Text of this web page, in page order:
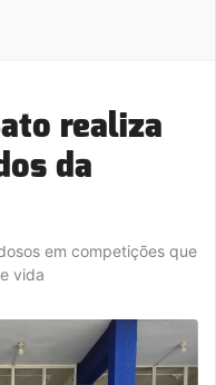
realiza
da
em competições que
vida